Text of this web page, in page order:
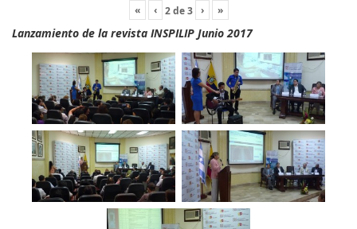
« ‹ 2de3 › »
Lanzamiento de la revista INSPILIP Junio 2017